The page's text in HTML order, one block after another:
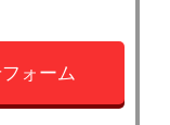
ォーム